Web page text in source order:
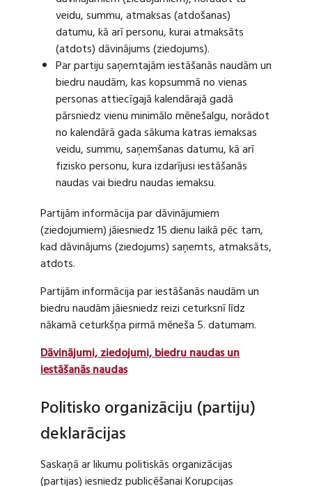
veidu, summu, atmaksas (atdošanas)
datumu, kā arī personu, kurai atmaksāts
(atdots) dāvinājums (ziedojums).
Par partiju saņemtajām iestāšanās naudām un
biedru naudām, kas kopsummā no vienas
personas attiecīgajā kalendārajā gadā
pārsniedz vienu minimālo mēnešalgu, norādot
no kalendārā gada sākuma katras iemaksas
veidu, summu, saņemšanas datumu, kā arī
fizisko personu, kura izdarījusi iestāšanās
naudas vai biedru naudas iemaksu.
Partijām informācija par dāvinājumiem
(ziedojumiem) jāiesniedz 15 dienu laikā pēc tam,
kad dāvinājums (ziedojums) saņemts, atmaksāts,
atdots.
Partijām informācija par iestāšanās naudām un
biedru naudām jāiesniedz reizi ceturksnī līdz
nākamā ceturkšņa pirmā mēneša 5. datumam.
Dāvinājumi, ziedojumi, biedru naudas un
iestāšanās naudas
Politisko organizāciju (partiju)
deklarācijas
Saskaņā ar likumu politiskās organizācijas
(partijas) iesniedz publicēšanai Korupcijas